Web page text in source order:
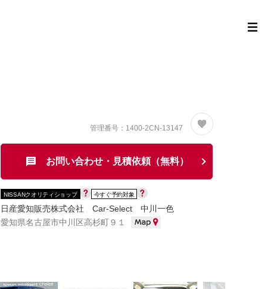
管理番号：1400-2CN-13147
お問い合わせ・見積依頼（無料）
NISSANクオリティショップ 今すぐ予約対象
日産愛知販売株式会社 Car-Select 中川一色
愛知県名古屋市中川区高杉町９１